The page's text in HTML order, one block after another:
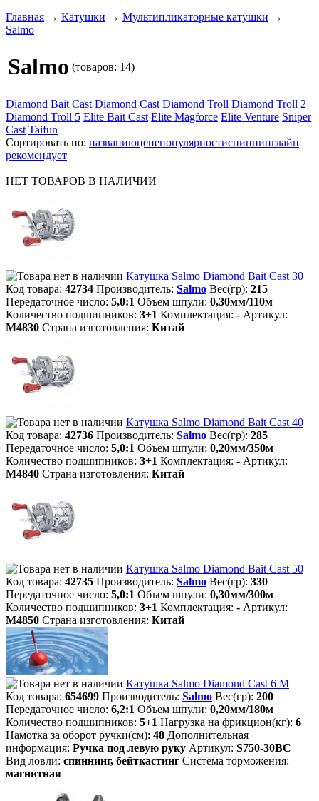
Главная → Катушки → Мультипликаторные катушки →
Salmo
Salmo (товаров: 14)
Diamond Bait Cast Diamond Cast Diamond Troll Diamond Troll 2
Diamond Troll 5 Elite Bait Cast Elite Magforce Elite Venture Sniper
Cast Taifun
Сортировать по: названиюценепопулярностиспиннинглайн
рекомендует
НЕТ ТОВАРОВ В НАЛИЧИИ
Катушка Salmo Diamond Bait Cast 30
Код товара: 42734 Производитель: Salmo Вес(гр): 215
Передаточное число: 5,0:1 Объем шпули: 0,30мм/110м
Количество подшипников: 3+1 Комплектация: - Артикул:
M4830 Страна изготовления: Китай
Катушка Salmo Diamond Bait Cast 40
Код товара: 42736 Производитель: Salmo Вес(гр): 285
Передаточное число: 5,0:1 Объем шпули: 0,20мм/350м
Количество подшипников: 3+1 Комплектация: - Артикул:
M4840 Страна изготовления: Китай
Катушка Salmo Diamond Bait Cast 50
Код товара: 42735 Производитель: Salmo Вес(гр): 330
Передаточное число: 5,0:1 Объем шпули: 0,30мм/300м
Количество подшипников: 3+1 Комплектация: - Артикул:
M4850 Страна изготовления: Китай
Катушка Salmo Diamond Cast 6 M
Код товара: 654699 Производитель: Salmo Вес(гр): 200
Передаточное число: 6,2:1 Объем шпули: 0,20мм/180м
Количество подшипников: 5+1 Нагрузка на фрикцион(кг): 6
Намотка за оборот ручки(см): 48 Дополнительная
информация: Ручка под левую руку Артикул: S750-30BC
Вид ловли: спиннинг, бейткастинг Система торможения:
магнитная